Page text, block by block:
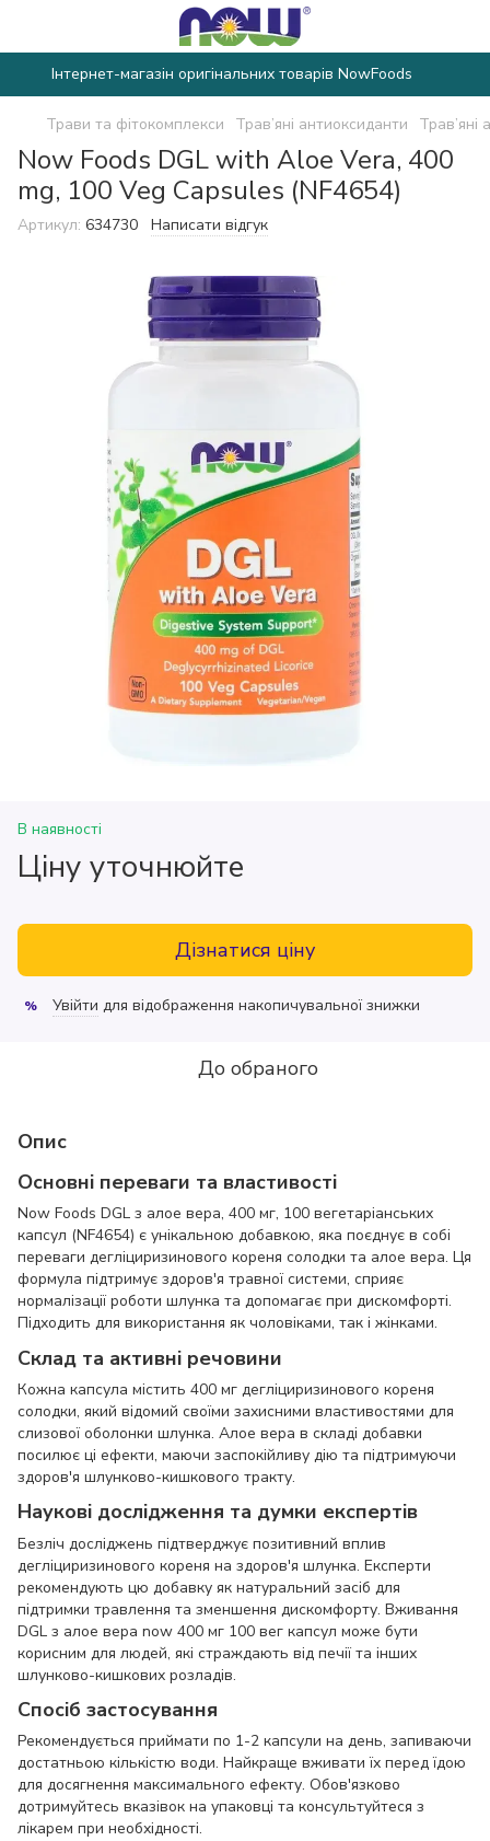
Інтернет-магазін оригінальних товарів NowFoods
Трави та фітокомплекси Трав’яні антиоксиданти
Now Foods DGL with Aloe Vera, 400
mg, 100 Veg Capsules (NF4654)
Артикул: 634730 Написати відгук
В наявності
Ціну уточнюйте
Дізнатися ціну
% Увійти для відображення накопичувальної знижки
До обраного
Опис
Основні переваги та властивості
Now Foods DGL з алое вера, 400 мг, 100 вегетаріанських
капсул (NF4654) є унікальною добавкою, яка поєднує в собі
переваги дегліциризинового кореня солодки та алое вера. Ця
формула підтримує здоров'я травної системи, сприяє
нормалізації роботи шлунка та допомагає при дискомфорті.
Підходить для використання як чоловіками, так і жінками.
Склад та активні речовини
Кожна капсула містить 400 мг дегліциризинового кореня
солодки, який відомий своїми захисними властивостями для
слизової оболонки шлунка. Алое вера в складі добавки
посилює ці ефекти, маючи заспокійливу дію та підтримуючи
здоров'я шлунково-кишкового тракту.
Наукові дослідження та думки експертів
Безліч досліджень підтверджує позитивний вплив
дегліциризинового кореня на здоров'я шлунка. Експерти
рекомендують цю добавку як натуральний засіб для
підтримки травлення та зменшення дискомфорту. Вживання
DGL з алое вера now 400 мг 100 вег капсул може бути
корисним для людей, які страждають від печії та інших
шлунково-кишкових розладів.
Спосіб застосування
Рекомендується приймати по 1-2 капсули на день, запиваючи
достатньою кількістю води. Найкраще вживати їх перед їдою
для досягнення максимального ефекту. Обов'язково
дотримуйтесь вказівок на упаковці та консультуйтеся з
лікарем при необхідності.